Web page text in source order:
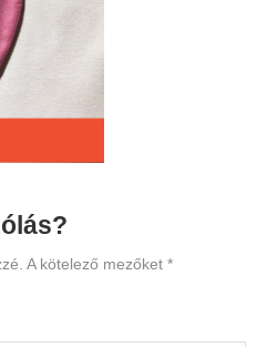
A kötelező mezőket *